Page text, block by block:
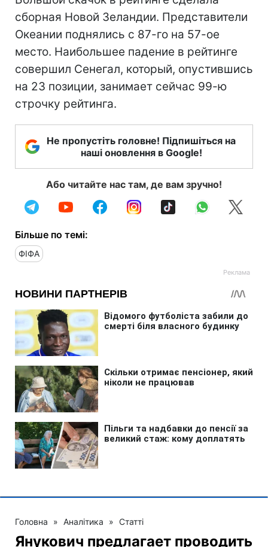
сборная Новой Зеландии. Представители
Океании поднялись с 87-го на 57-ое
место. Наибольшее падение в рейтинге
совершил Сенегал, который, опустившись
на 23 позиции, занимает сейчас 99-ю
строчку рейтинга.
Не пропустіть головне! Підпишіться на
наші оновлення в Google!
Або читайте нас там, де вам зручно!
Більше по темі:
ФІФА
Головна » Аналітика » Статті
Янукович предлагает проводить